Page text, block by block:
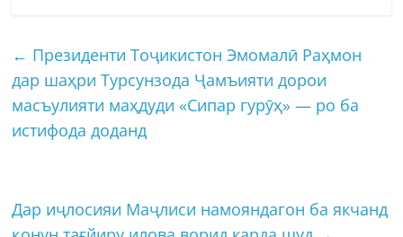
← Президенти Тоҷикистон Эмомалӣ Раҳмон
дар шаҳри Турсунзода Ҷамъияти дорои
масъулияти маҳдуди «Сипар гурӯҳ» — ро ба
истифода доданд
Дар иҷлосияи Маҷлиси намояндагон ба якчанд